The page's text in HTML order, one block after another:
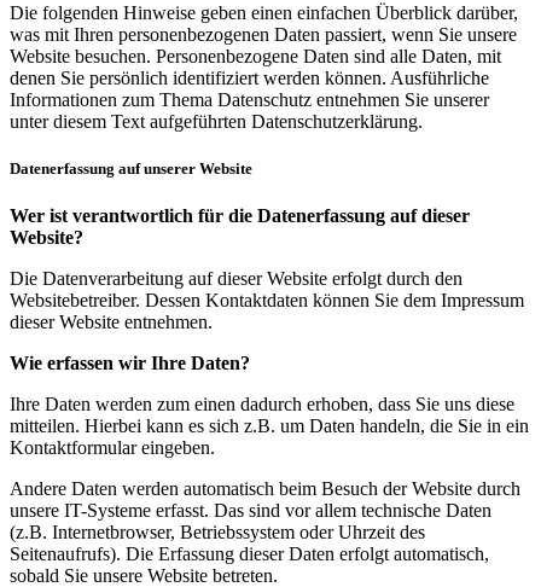
Die folgenden Hinweise geben einen einfachen Überblick darüber,
was mit Ihren personenbezogenen Daten passiert, wenn Sie unsere
Website besuchen. Personenbezogene Daten sind alle Daten, mit
denen Sie persönlich identifiziert werden können. Ausführliche
Informationen zum Thema Datenschutz entnehmen Sie unserer
unter diesem Text aufgeführten Datenschutzerklärung.
Datenerfassung auf unserer Website
Wer ist verantwortlich für die Datenerfassung auf dieser
Website?
Die Datenverarbeitung auf dieser Website erfolgt durch den
Websitebetreiber. Dessen Kontaktdaten können Sie dem Impressum
dieser Website entnehmen.
Wie erfassen wir Ihre Daten?
Ihre Daten werden zum einen dadurch erhoben, dass Sie uns diese
mitteilen. Hierbei kann es sich z.B. um Daten handeln, die Sie in ein
Kontaktformular eingeben.
Andere Daten werden automatisch beim Besuch der Website durch
unsere IT-Systeme erfasst. Das sind vor allem technische Daten
(z.B. Internetbrowser, Betriebssystem oder Uhrzeit des
Seitenaufrufs). Die Erfassung dieser Daten erfolgt automatisch,
sobald Sie unsere Website betreten.